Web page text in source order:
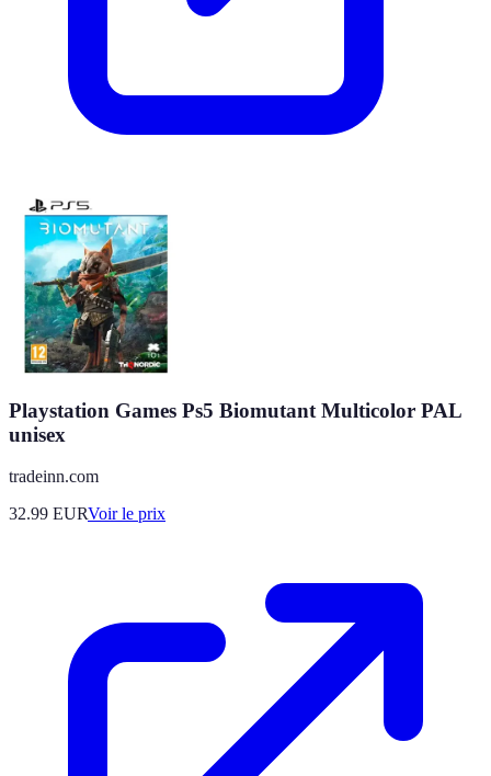
Playstation Games Ps5 Biomutant Multicolor PAL
unisex
tradeinn.com
32.99 EURVoir le prix